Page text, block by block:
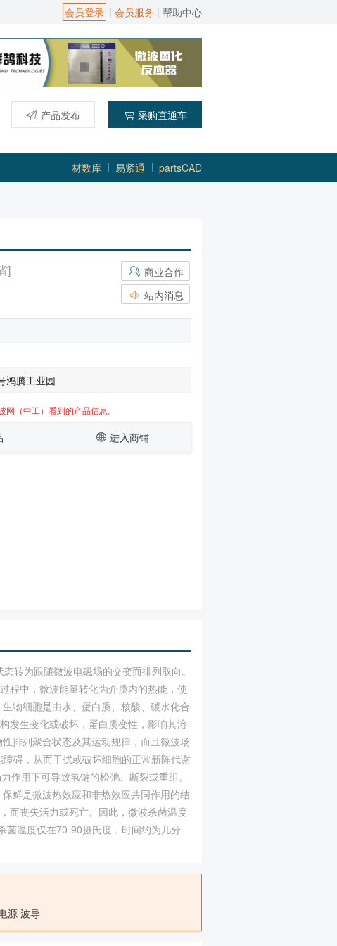
会员登录 | 会员服务 | 帮助中心
产品发布 采购直通车
材数库 易紧通 partsCAD
]
商业合作
站内消息
鸿腾工业园
（中工）看到的产品信息。
进入商铺
转为跟随微波电磁场的交变而排列取向。
程中，微波能量转化为介质内的热能，使
物细胞是由水、蛋白质、核酸、碳水化合
发生变化或破坏，蛋白质变性，影响其溶
排列聚合状态及其运动规律，而且微波场
碍，从而干扰或破坏细胞的正常新陈代谢
作用下可导致氢键的松弛、断裂或重组。
鲜是微波热效应和非热效应共同作用的结
而丧失活力或死亡。因此，微波杀菌温度
菌温度仅在70-90摄氏度，时间约为几分
源 波导